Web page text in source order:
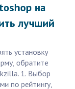
на
лучший
установку
обратите
1. Выбор
по рейтингу,